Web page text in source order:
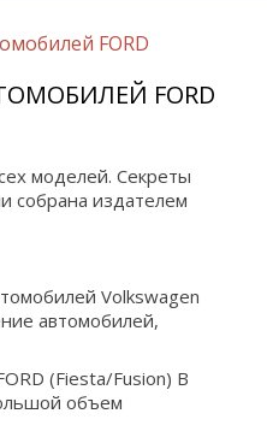
FORD
FORD
моделей. Секреты
собрана издателем
Volkswagen
автомобилей,
(Fiesta/Fusion) В
объем